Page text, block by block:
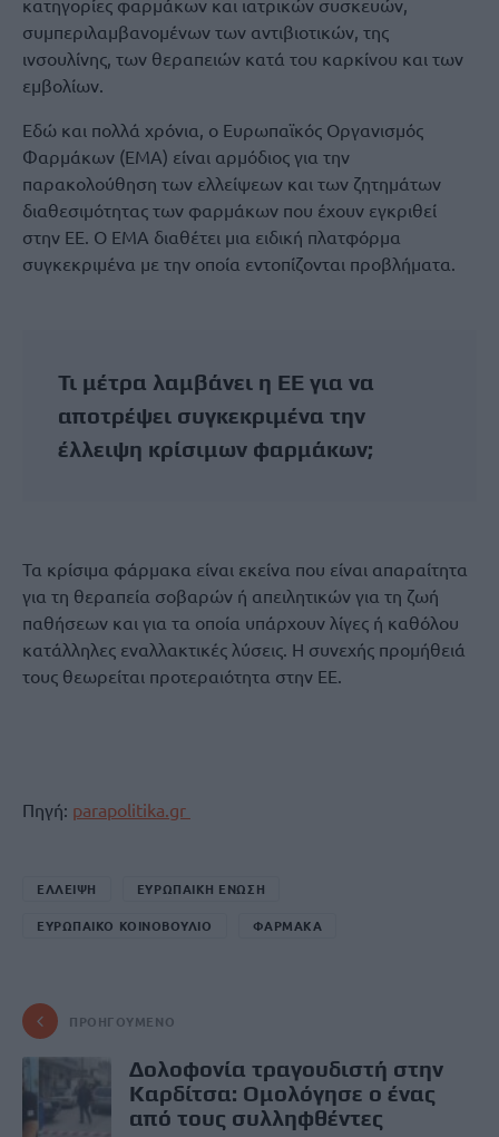
κατηγορίες φαρμάκων και ιατρικών συσκευών,
συμπεριλαμβανομένων των αντιβιοτικών, της
ινσουλίνης, των θεραπειών κατά του καρκίνου και των
εμβολίων.
Εδώ και πολλά χρόνια, ο Ευρωπαϊκός Οργανισμός
Φαρμάκων (EMA) είναι αρμόδιος για την
παρακολούθηση των ελλείψεων και των ζητημάτων
διαθεσιμότητας των φαρμάκων που έχουν εγκριθεί
στην ΕΕ. Ο EMA διαθέτει μια ειδική πλατφόρμα
συγκεκριμένα με την οποία εντοπίζονται προβλήματα.
Τι μέτρα λαμβάνει η ΕΕ για να
αποτρέψει συγκεκριμένα την
έλλειψη κρίσιμων φαρμάκων;
Τα κρίσιμα φάρμακα είναι εκείνα που είναι απαραίτητα
για τη θεραπεία σοβαρών ή απειλητικών για τη ζωή
παθήσεων και για τα οποία υπάρχουν λίγες ή καθόλου
κατάλληλες εναλλακτικές λύσεις. Η συνεχής προμήθειά
τους θεωρείται προτεραιότητα στην ΕΕ.
Πηγή: parapolitika.gr
ΕΛΛΕΙΨΗ ΕΥΡΩΠΑΙΚΗ ΕΝΩΣΗ
ΕΥΡΩΠΑΙΚΟ ΚΟΙΝΟΒΟΥΛΙΟ ΦΑΡΜΑΚΑ
ΠΡΟΗΓΟΎΜΕΝΟ
Δολοφονία τραγουδιστή στην
Καρδίτσα: Ομολόγησε ο ένας
από τους συλληφθέντες